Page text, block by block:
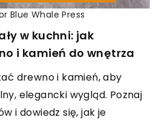
Blue Whale Press
w kuchni: jak
i kamień do wnętrza
drewno i kamień, aby
elegancki wygląd. Poznaj
i dowiedz się, jak je